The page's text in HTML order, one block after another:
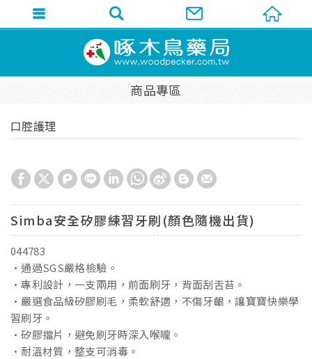
商品專區
口腔護理
Simba安全矽膠練習牙刷(顏色隨機出貨)
044783
•通過SGS嚴格檢驗。
•專利設計，一支兩用，前面刷牙，背面刮舌苔。
•嚴選食品級矽膠刷毛，柔軟舒適，不傷牙齦，讓寶寶快樂學
習刷牙。
•矽膠擋片，避免刷牙時深入喉嚨。
•耐溫材質，整支可消毒。